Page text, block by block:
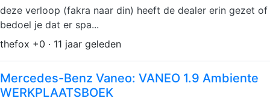
deze verloop (fakra naar din) heeft de dealer erin gezet of
bedoel je dat er spa...
thefox +0 · 11 jaar geleden
Mercedes-Benz Vaneo: VANEO 1.9 Ambiente
WERKPLAATSBOEK